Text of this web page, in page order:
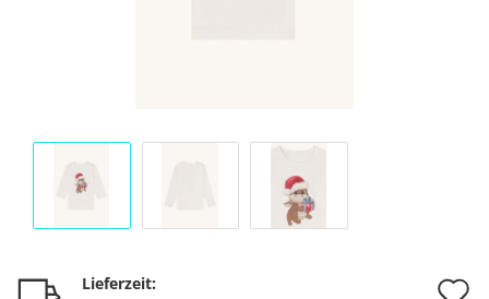
Lieferzeit: